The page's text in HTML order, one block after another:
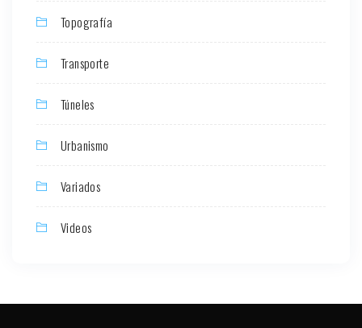
Topografía
Transporte
Túneles
Urbanismo
Variados
Videos